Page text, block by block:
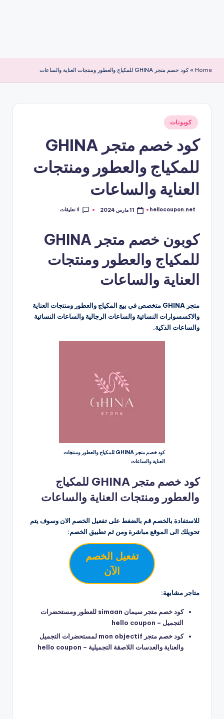
Home
»كود خصم متجر GHINA للمكياج والعطور ومنتجات العناية والساعات
نُشر
في
كوبونات
كود خصم متجر GHINA
للمكياج والعطور ومنتجات
العناية والساعات
تمّ
hellocoupon.net 11 مارس 2024 لا تعليقات
كوبون خصم متجر GHINA
للمكياج والعطور ومنتجات
العناية والساعات
متجر GHINA متخصص في بيع المكياج والعطور ومنتجات العناية
والاكسسوارات النسائية والساعات الرجالية والساعات النسائية
والساعات الذكية.
كود خصم متجر GHINA للمكياج والعطور ومنتجات
العناية والساعات
كود خصم متجر GHINA للمكياج
والعطور ومنتجات العناية والساعات
للاستفادة بالخصم قم بالضغط على تفعيل الخصم الان وسوف يتم
تحويلك الى الموقع مباشرة ومن ثم تطبيق الخصم:
تفعيل الخصم
الآن
متاجر مشابهة:
كود خصم متجر سيمان simaan للعطور ومستحضرات
التجميل – hello coupon
كود خصم متجر mon objectif لمستحضرات التجميل
والعناية والعدسات اللاصقة التجميلية – hello coupon